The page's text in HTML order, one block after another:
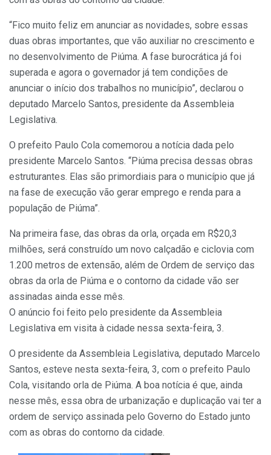
“Fico muito feliz em anunciar as novidades, sobre essas
duas obras importantes, que vão auxiliar no crescimento e
no desenvolvimento de Piúma. A fase burocrática já foi
superada e agora o governador já tem condições de
anunciar o início dos trabalhos no município”, declarou o
deputado Marcelo Santos, presidente da Assembleia
Legislativa.
O prefeito Paulo Cola comemorou a notícia dada pelo
presidente Marcelo Santos. “Piúma precisa dessas obras
estruturantes. Elas são primordiais para o município que já
na fase de execução vão gerar emprego e renda para a
população de Piúma”.
Na primeira fase, das obras da orla, orçada em R$20,3
milhões, será construído um novo calçadão e ciclovia com
1.200 metros de extensão, além de Ordem de serviço das
obras da orla de Piúma e o contorno da cidade vão ser
assinadas ainda esse mês.
O anúncio foi feito pelo presidente da Assembleia
Legislativa em visita à cidade nessa sexta-feira, 3.
O presidente da Assembleia Legislativa, deputado Marcelo
Santos, esteve nesta sexta-feira, 3, com o prefeito Paulo
Cola, visitando orla de Piúma. A boa notícia é que, ainda
nesse mês, essa obra de urbanização e duplicação vai ter a
ordem de serviço assinada pelo Governo do Estado junto
com as obras do contorno da cidade.